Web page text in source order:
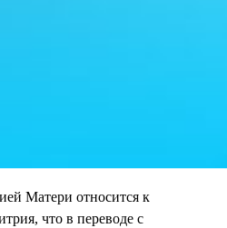
Матери относится к
что в переводе с